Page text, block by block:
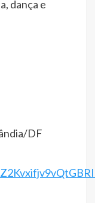
dança e
DF